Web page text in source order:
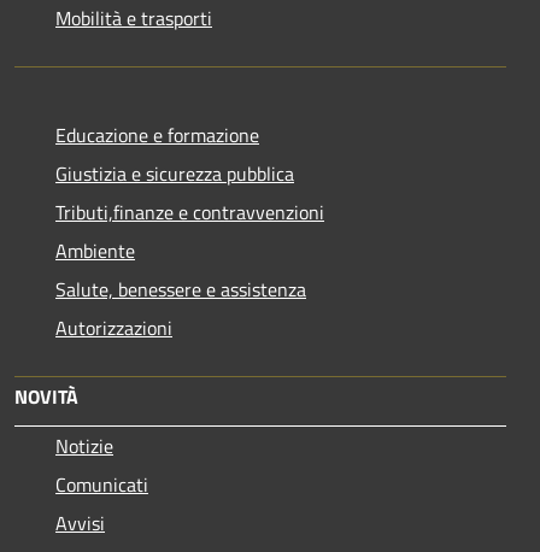
Mobilità e trasporti
Educazione e formazione
Giustizia e sicurezza pubblica
Tributi,finanze e contravvenzioni
Ambiente
Salute, benessere e assistenza
Autorizzazioni
NOVITÀ
Notizie
Comunicati
Avvisi